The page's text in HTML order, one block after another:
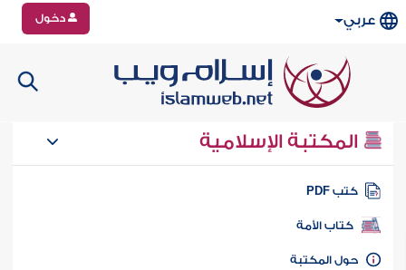
عربي دخول
المكتبة الإسلامية
كتب PDF
كتاب الأمة